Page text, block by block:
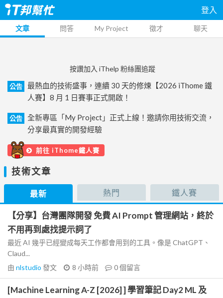
登入
文章 問答 My Project 徵才 聊天
按讚加入 iThelp 粉絲團追蹤
公告
最熱血的技術盛事，連續 30 天的修煉【2026 iThome 鐵
人賽】8 月 1 日賽事正式開啟！
公告
全新專區「My Project」正式上線！邀請你用技術交流，
分享最真實的開發經驗
前往 iThome鐵人賽
技術文章
最新 熱門 鐵人賽
【分享】台灣團隊開發 免費 AI Prompt 管理網站，終於
不用再到處找提示詞了
最近 AI 幾乎已經變成每天工作都會用到的工具。像是 ChatGPT、
Claud...
由 nlstudio 發文 8 小時前 0個留言
[Machine Learning A-Z [2026] ] 學習筆記 Day2 ML 及